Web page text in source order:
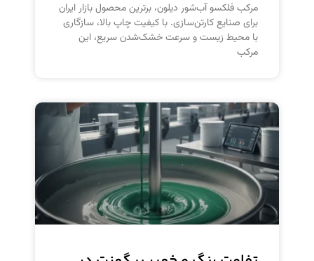
مرکب فلکسو آب‌شور دیلون، برترین محصول بازار ایران
برای صنایع کارتن‌سازی. با کیفیت چاپ بالا، سازگاری
با محیط زیست و سرعت خشک‌شدن سریع، این
مرکب